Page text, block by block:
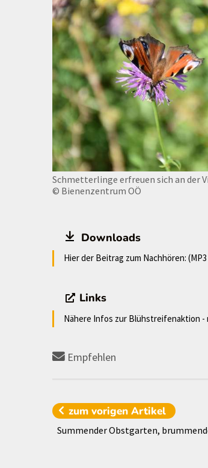
Schmetterlinge erfreuen sich an der
© Bienenzentrum OÖ
Downloads
Hier der Beitrag zum Nachhören: (MP3
Links
Nähere Infos zur Blühstreifenaktion -
Empfehlen
zum vorigenArtikel
Summender Obstgarten,